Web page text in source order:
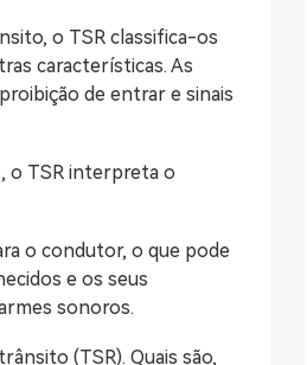
o TSR classifica-os
características. As
de entrar e sinais
o TSR interpreta o
o condutor, o que pode
e os seus
sonoros.
(TSR). Quais são,